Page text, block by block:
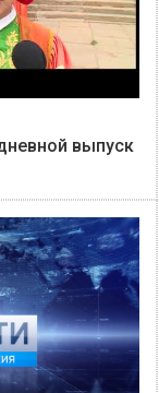
выпуск
Смотреть